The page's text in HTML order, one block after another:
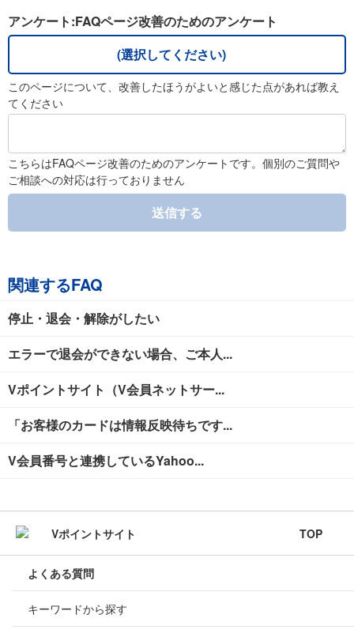
アンケート:FAQページ改善のためのアンケート
(選択してください)
このページについて、改善したほうがよいと感じた点があれば教え
てください
こちらはFAQページ改善のためのアンケートです。個別のご質問や
ご相談への対応は行っておりません
送信する
関連するFAQ
停止・退会・解除がしたい
エラーで退会ができない場合、ご本人...
Vポイントサイト（V会員ネットサー...
「お客様のカードは情報反映待ちです...
V会員番号と連携しているYahoo...
TOP
よくある質問
キーワードから探す